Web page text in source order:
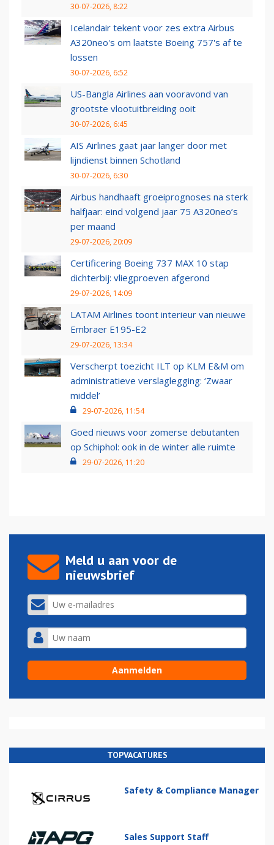
30-07-2026, 8:22
Icelandair tekent voor zes extra Airbus
A320neo's om laatste Boeing 757's af te
lossen
30-07-2026, 6:52
US-Bangla Airlines aan vooravond van
grootste vlootuitbreiding ooit
30-07-2026, 6:45
AIS Airlines gaat jaar langer door met
lijndienst binnen Schotland
30-07-2026, 6:30
Airbus handhaaft groeiprognoses na sterk
halfjaar: eind volgend jaar 75 A320neo’s
per maand
29-07-2026, 20:09
Certificering Boeing 737 MAX 10 stap
dichterbij: vliegproeven afgerond
29-07-2026, 14:09
LATAM Airlines toont interieur van nieuwe
Embraer E195-E2
29-07-2026, 13:34
Verscherpt toezicht ILT op KLM E&M om
administratieve verslaglegging: ‘Zwaar
middel’
29-07-2026, 11:54
Goed nieuws voor zomerse debutanten
op Schiphol: ook in de winter alle ruimte
29-07-2026, 11:20
Meld u aan voor de
nieuwsbrief
TOPVACATURES
Safety & Compliance Manager
Sales Support Staff